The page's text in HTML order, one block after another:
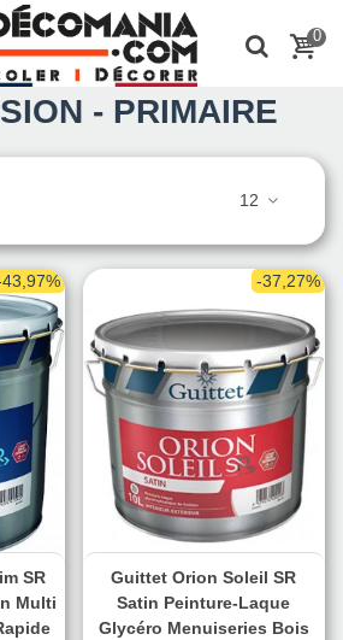
0
- PRIMAIRE
12
SR
Multi
-37,27%
Guittet Orion Soleil SR
Satin Peinture-Laque
Glycéro Menuiseries Bois